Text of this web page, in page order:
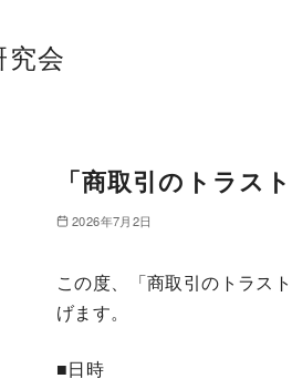
会
「商取引のトラス
2026年7月2日
この度、「商取引のトラス
げます。
■日時